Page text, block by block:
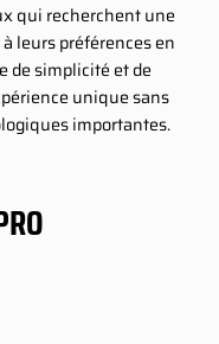
qui recherchent une
leurs préférences en
de simplicité et de
unique sans
importantes.